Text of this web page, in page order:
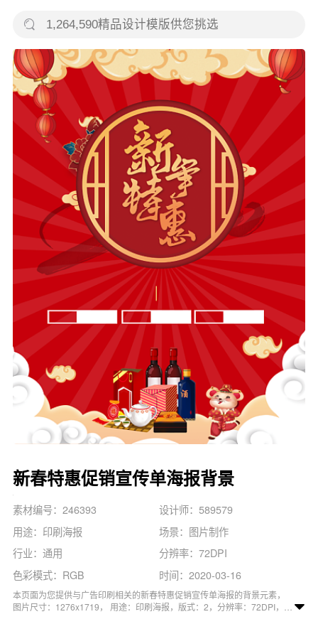
新春特惠促销宣传单海报背景
素材编号：246393
设计师：589579
用途：印刷海报
场景：图片制作
行业：通用
分辨率：72DPI
色彩模式：RGB
时间：2020-03-16
本页面为您提供与广告印刷相关的新春特惠促销宣传单海报的背景元素，
图片尺寸：1276x1719， 用途：印刷海报，版式：2，分辨率：72DPI，色